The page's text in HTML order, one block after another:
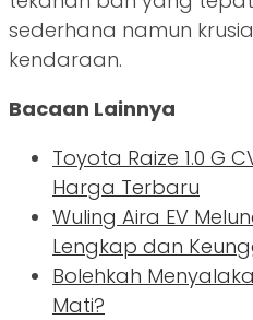
sederhana namun
kendaraan.
Bacaan Lainnya
Toyota Raize 1.0 G
Harga Terbaru
Wuling Aira EV
Lengkap dan
Bolehkah
Mati?